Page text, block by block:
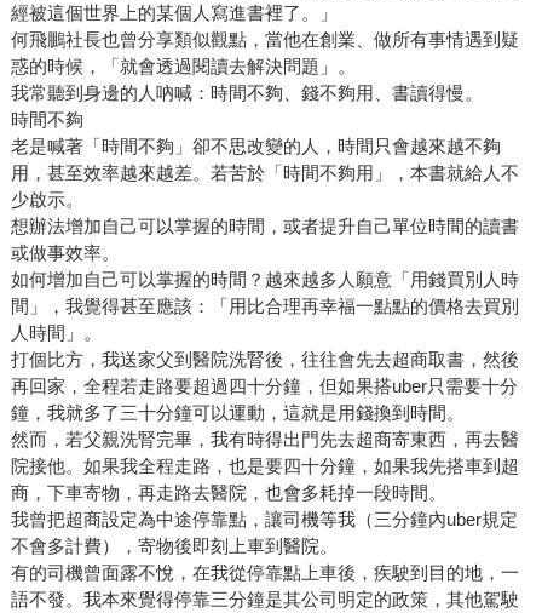
經被這個世界上的某個人寫進書裡了。」
何飛鵬社長也曾分享類似觀點，當他在創業、做所有事情遇到疑
惑的時候，「就會透過閱讀去解決問題」。
我常聽到身邊的人吶喊：時間不夠、錢不夠用、書讀得慢。
時間不夠
老是喊著「時間不夠」卻不思改變的人，時間只會越來越不夠
用，甚至效率越來越差。若苦於「時間不夠用」，本書就給人不
少啟示。
想辦法增加自己可以掌握的時間，或者提升自己單位時間的讀書
或做事效率。
如何增加自己可以掌握的時間？越來越多人願意「用錢買別人時
間」，我覺得甚至應該：「用比合理再幸福一點點的價格去買別
人時間」。
打個比方，我送家父到醫院洗腎後，往往會先去超商取書，然後
再回家，全程若走路要超過四十分鐘，但如果搭uber只需要十分
鐘，我就多了三十分鐘可以運動，這就是用錢換到時間。
然而，若父親洗腎完畢，我有時得出門先去超商寄東西，再去醫
院接他。如果我全程走路，也是要四十分鐘，如果我先搭車到超
商，下車寄物，再走路去醫院，也會多耗掉一段時間。
我曾把超商設定為中途停靠點，讓司機等我（三分鐘內uber規定
不會多計費），寄物後即刻上車到醫院。
有的司機曾面露不悅，在我從停靠點上車後，疾駛到目的地，一
語不發。我本來覺得停靠三分鐘是其公司明定的政策，其他駕駛